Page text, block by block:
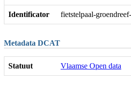
Identificator fietstelpaal-
Metadata DCAT
Statuut Vlaamse Open data